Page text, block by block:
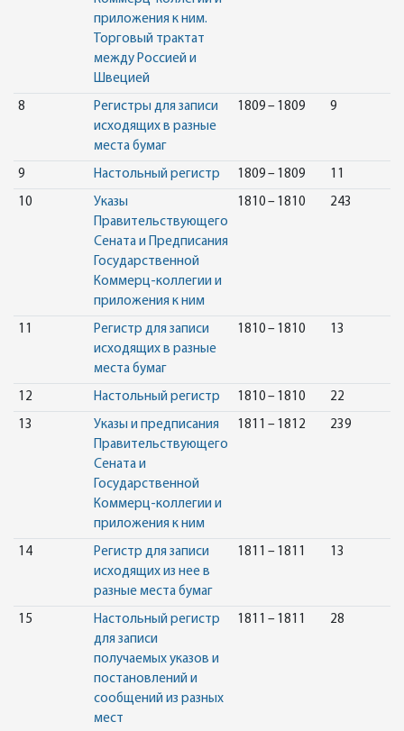
приложения к ним.
Торговый трактат
между Россией и
Швецией
8
Регистры для записи
исходящих в разные
места бумаг
1809 – 1809 9
9 Настольный регистр 1809 – 1809 11
10
Указы
Правительствующего
Сената и Предписания
Государственной
Коммерц-коллегии и
приложения к ним
1810 – 1810 243
11
Регистр для записи
исходящих в разные
места бумаг
1810 – 1810 13
12 Настольный регистр 1810 – 1810 22
13
Указы и предписания
Правительствующего
Сената и
Государственной
Коммерц-коллегии и
приложения к ним
1811 – 1812 239
14
Регистр для записи
исходящих из нее в
разные места бумаг
1811 – 1811 13
15
Настольный регистр
для записи
получаемых указов и
постановлений и
сообщений из разных
мест
1811 – 1811 28